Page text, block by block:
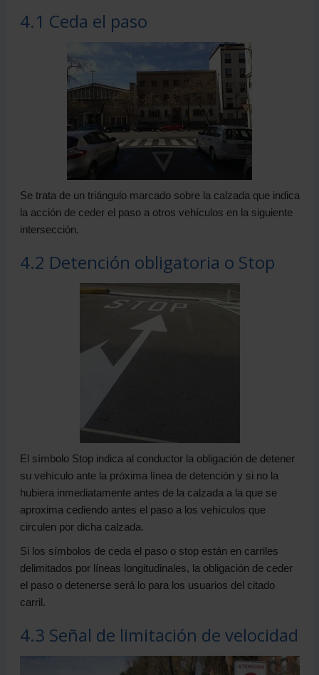
4.1 Ceda el paso
Se trata de un triángulo marcado sobre la calzada que indica
la acción de ceder el paso a otros vehículos en la siguiente
intersección.
4.2 Detención obligatoria o Stop
El símbolo Stop indica al conductor la obligación de detener
su vehículo ante la próxima línea de detención y si no la
hubiera inmediatamente antes de la calzada a la que se
aproxima cediendo antes el paso a los vehículos que
circulen por dicha calzada.
Si los símbolos de ceda el paso o stop están en carriles
delimitados por líneas longitudinales, la obligación de ceder
el paso o detenerse será lo para los usuarios del citado
carril.
4.3 Señal de limitación de velocidad